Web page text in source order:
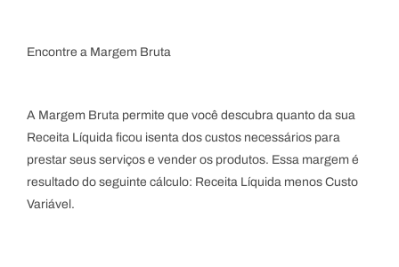
Encontre a Margem Bruta
A Margem Bruta permite que você descubra quanto da sua
Receita Líquida ficou isenta dos custos necessários para
prestar seus serviços e vender os produtos. Essa margem é
resultado do seguinte cálculo: Receita Líquida menos Custo
Variável.